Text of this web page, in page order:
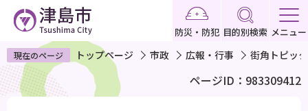
ペ
ー
ジ
防災・防犯 目的別検索 メニュー
現在のページ トップページ 市政 広報・行事 街角トピッ
ページID：983309412